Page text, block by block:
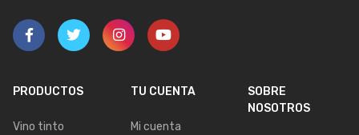
PRODUCTOS
Vino tinto
TU CUENTA
Mi cuenta
SOBRE
NOSOTROS